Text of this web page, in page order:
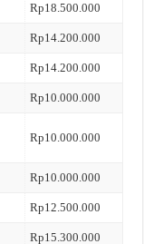
Rp18.500.000
Rp14.200.000
Rp14.200.000
Rp10.000.000
Rp10.000.000
Rp10.000.000
Rp12.500.000
Rp15.300.000